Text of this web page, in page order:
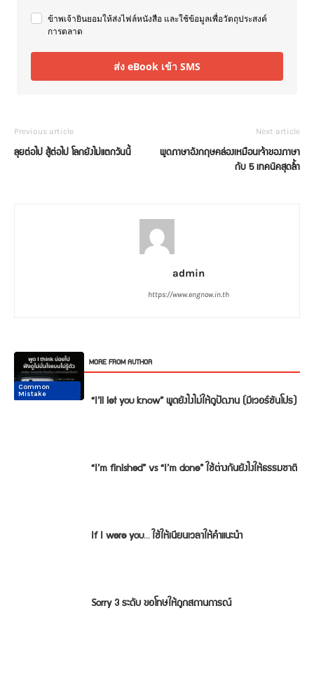
ข้าพเจ้ายินยอมให้ส่งไฟล์หนังสือ และใช้ข้อมูลเพื่อวัตถุประสงค์
การตลาด
ส่ง eBook เข้า SMS
Previous article
ลุยต่อไป สู้ต่อไป โลกยังไม่แตกวันนี้
Next article
พูดภาษาอังกฤษคล่องเหมือนเจ้าของภาษา
กับ 5 เทคนิคสุดล้ำ
admin
https://www.engnow.in.th
RELATED ARTICLES MORE FROM AUTHOR
Conversation “I’ll let you know” พูดยังไงไม่ให้ดูปัดงาน (มีเวอร์ชันโปร)
Conversation
“I’m finished” vs “I’m done” ใช้ต่างกันยังไงให้ธรรมชาติ
Conversation
If I were you… ใช้ให้เนียนเวลาให้คำแนะนำ
Conversation
Sorry 3 ระดับ ขอโทษให้ถูกสถานการณ์
Common
Mistake
Common
Mistake